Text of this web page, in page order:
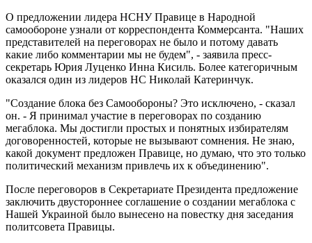
О предложении лидера НСНУ Правице в Народной
самообороне узнали от корреспондента Коммерсанта. "Наших
представителей на переговорах не было и потому давать
какие либо комментарии мы не будем", - заявила пресс-
секретарь Юрия Луценко Инна Кисиль. Более категоричным
оказался один из лидеров НС Николай Катеринчук.
"Создание блока без Самообороны? Это исключено, - сказал
он. - Я принимал участие в переговорах по созданию
мегаблока. Мы достигли простых и понятных избирателям
договоренностей, которые не вызывают сомнения. Не знаю,
какой документ предложен Правице, но думаю, что это только
политический механизм привлечь их к объединению".
После переговоров в Секретариате Президента предложение
заключить двустороннее соглашение о создании мегаблока с
Нашей Украиной было вынесено на повестку дня заседания
политсовета Правицы.